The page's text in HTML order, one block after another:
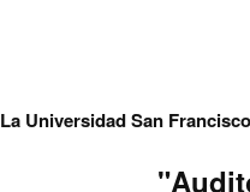
La Universidad San